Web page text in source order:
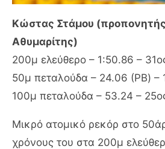
Κώστας Στάμου
Αθυμαρίτης)
200μ ελεύθερο – 1:50.86 –
50μ πεταλούδα – 24.06 (PB) –
100μ πεταλούδα – 53.24 –
Μικρό ατομικό ρεκόρ στο
χρόνους του στα 200μ